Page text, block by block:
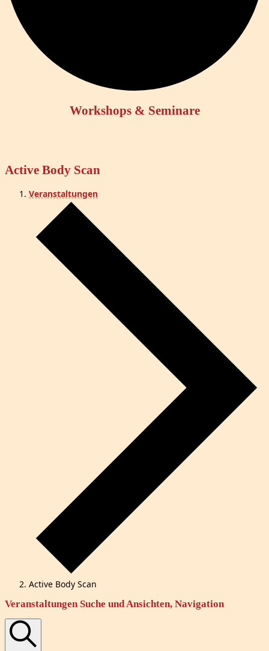
Workshops & Seminare
Active Body Scan
Veranstaltungen
Active Body Scan
Veranstaltungen
Veranstaltungen Suche und Ansichten, Navigation